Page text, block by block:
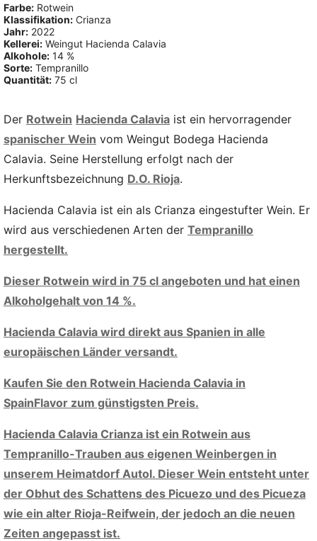
Farbe: Rotwein
Klassifikation: Crianza
Jahr: 2022
Kellerei: Weingut Hacienda Calavia
Alkohole: 14 %
Sorte: Tempranillo
Quantität: 75 cl
Der Rotwein Hacienda Calavia ist ein hervorragender
spanischer Wein vom Weingut Bodega Hacienda
Calavia. Seine Herstellung erfolgt nach der
Herkunftsbezeichnung D.O. Rioja.
Hacienda Calavia ist ein als Crianza eingestufter Wein. Er
wird aus verschiedenen Arten der Tempranillo
hergestellt.
Dieser Rotwein wird in 75 cl angeboten und hat einen
Alkoholgehalt von 14 %.
Hacienda Calavia wird direkt aus Spanien in alle
europäischen Länder versandt.
Kaufen Sie den Rotwein Hacienda Calavia in
SpainFlavor zum günstigsten Preis.
Hacienda Calavia Crianza ist ein Rotwein aus
Tempranillo-Trauben aus eigenen Weinbergen in
unserem Heimatdorf Autol. Dieser Wein entsteht unter
der Obhut des Schattens des Picuezo und des Picueza
wie ein alter Rioja-Reifwein, der jedoch an die neuen
Zeiten angepasst ist.